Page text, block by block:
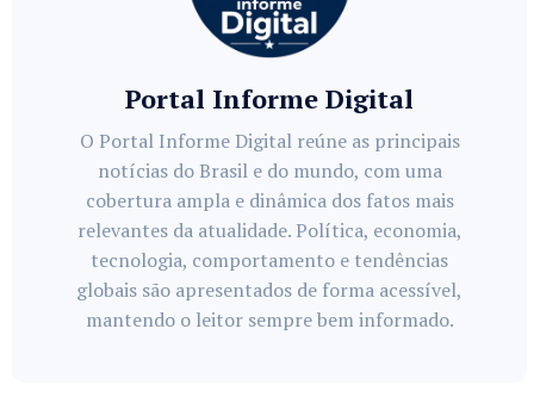
Portal Informe Digital
O Portal Informe Digital reúne as principais
notícias do Brasil e do mundo, com uma
cobertura ampla e dinâmica dos fatos mais
relevantes da atualidade. Política, economia,
tecnologia, comportamento e tendências
globais são apresentados de forma acessível,
mantendo o leitor sempre bem informado.